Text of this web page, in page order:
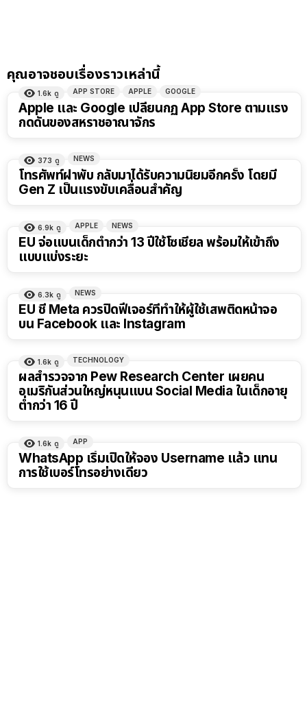
คุณอาจชอบเรื่องราวเหล่านี้
1.6k ดู APP STORE APPLE GOOGLE
Apple และ Google เปลี่ยนกฏ App Store ตามแรง
กดดันของสหราชอาณาจักร
373 ดู NEWS
โทรศัพท์ฝาพับ กลับมาได้รับความนิยมอีกครั้ง โดยมี
Gen Z เป็นแรงขับเคลื่อนสำคัญ
6.9k ดู APPLE NEWS
EU จ่อแบนเด็กต่ำกว่า 13 ปีใช้โซเชียล พร้อมให้เข้าถึง
แบบแบ่งระยะ
6.3k ดู NEWS
EU ชี้ Meta ควรปิดฟีเจอร์ที่ทำให้ผู้ใช้เสพติดหน้าจอ
บน Facebook และ Instagram
1.6k ดู TECHNOLOGY
ผลสำรวจจาก Pew Research Center เผยคน
อเมริกันส่วนใหญ่หนุนแบน Social Media ในเด็กอายุ
ต่ำกว่า 16 ปี
1.6k ดู APP
WhatsApp เริ่มเปิดให้จอง Username แล้ว แทน
การใช้เบอร์โทรอย่างเดียว